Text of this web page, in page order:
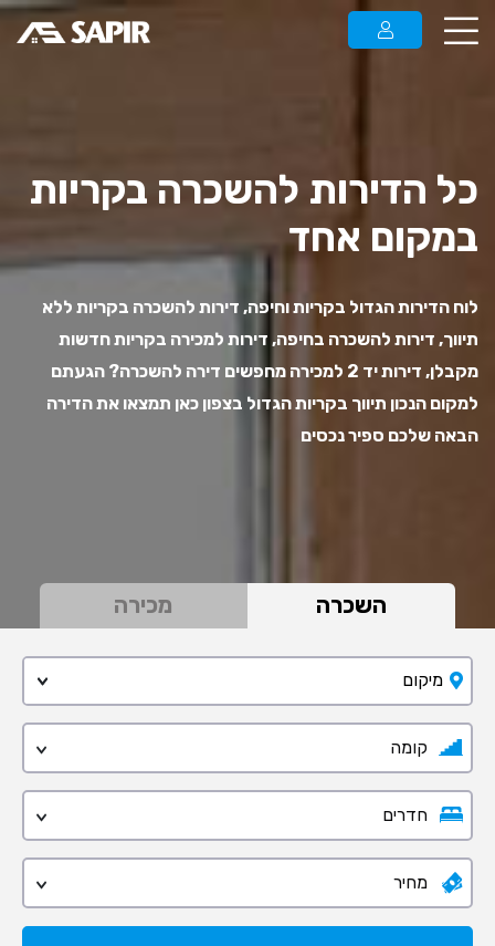
כל הדירות להשכרה בקריות
במקום אחד
לוח הדירות הגדול בקריות וחיפה, דירות להשכרה בקריות ללא
תיווך, דירות להשכרה בחיפה, דירות למכירה בקריות חדשות
מקבלן, דירות יד 2 למכירה מחפשים דירה להשכרה? הגעתם
למקום הנכון תיווך בקריות הגדול בצפון כאן תמצאו את הדירה
הבאה שלכם ספיר נכסים
השכרה מכירה
מיקום
קומה
חדרים
מחיר